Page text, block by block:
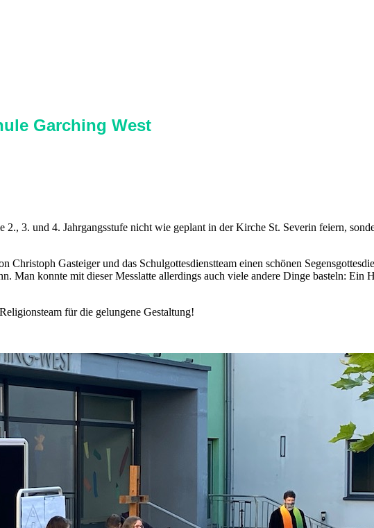
Garching West
3. und 4. Jahrgangsstufe nicht wie geplant in der Kirche St. Severin feiern,
Gasteiger und das Schulgottesdienstteam einen schönen
Man konnte mit dieser Messlatte allerdings auch viele andere Dinge basteln: Ein
für die gelungene Gestaltung!